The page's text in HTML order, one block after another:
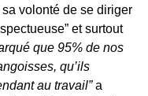
volonté de se diriger
et surtout
que 95% de nos
qu’ils
au travail”a